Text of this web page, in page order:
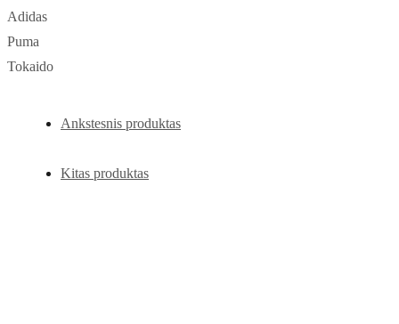
Adidas
Puma
Tokaido
Ankstesnis produktas
Kitas produktas